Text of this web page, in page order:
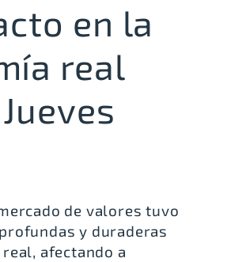
en la
real
de valores tuvo
y duraderas
afectando a